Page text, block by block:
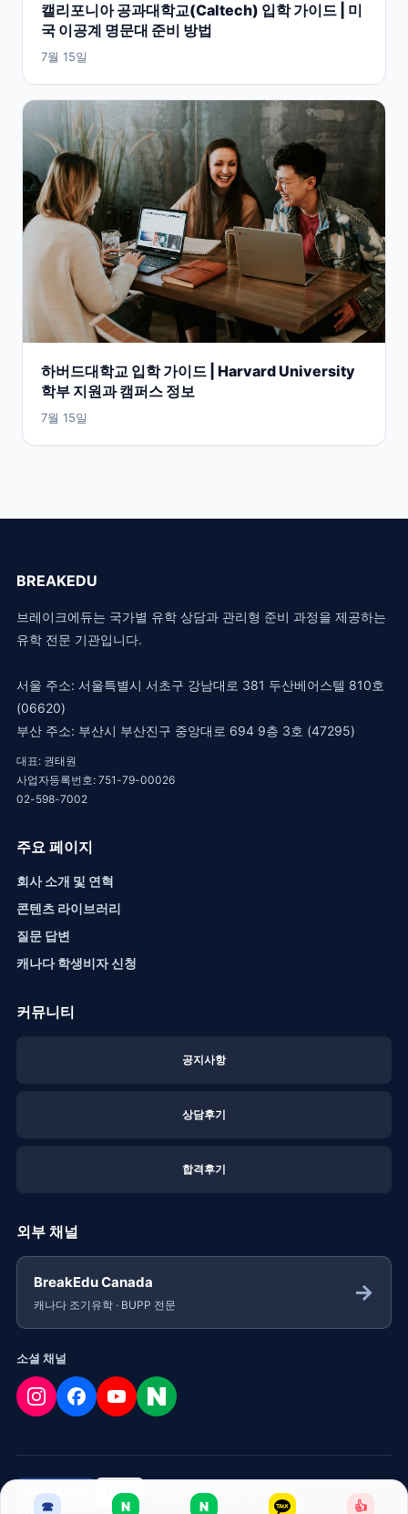
캘리포니아 공과대학교(Caltech) 입학 가이드 | 미
국 이공계 명문대 준비 방법
7월 15일
하버드대학교 입학 가이드 | Harvard University
학부 지원과 캠퍼스 정보
7월 15일
BREAKEDU
브레이크에듀는 국가별 유학 상담과 관리형 준비 과정을 제공하는
유학 전문 기관입니다.
서울 주소: 서울특별시 서초구 강남대로 381 두산베어스텔 810호
(06620)
부산 주소: 부산시 부산진구 중앙대로 694 9층 3호 (47295)
대표: 권태원
사업자등록번호: 751-79-00026
02-598-7002
주요 페이지
회사 소개 및 연혁
콘텐츠 라이브러리
질문 답변
캐나다 학생비자 신청
커뮤니티
공지사항
상담후기
합격후기
외부 채널
BreakEdu Canada
캐나다 조기유학 · BUPP 전문 →
소셜 채널
BREAKEDU BUPP 회사 소개개인정보 처리 방침
☎ N N 👍